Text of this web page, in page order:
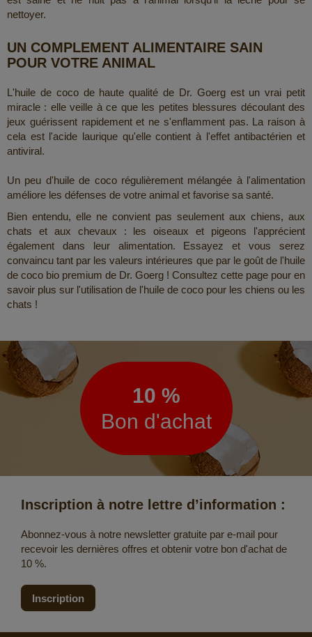
nettoyer.
UN COMPLEMENT ALIMENTAIRE SAIN
POUR VOTRE ANIMAL
L'huile de coco de haute qualité de Dr. Goerg est un vrai petit
miracle : elle veille à ce que les petites blessures découlant des
jeux guérissent rapidement et ne s'enflamment pas. La raison à
cela est l'acide laurique qu'elle contient à l'effet antibactérien et
antiviral.
Un peu d'huile de coco régulièrement mélangée à l'alimentation
améliore les défenses de votre animal et favorise sa santé.
Bien entendu, elle ne convient pas seulement aux chiens, aux
chats et aux chevaux : les oiseaux et pigeons l'apprécient
également dans leur alimentation. Essayez et vous serez
convaincu tant par les valeurs intérieures que par le goût de l'huile
de coco bio premium de Dr. Goerg ! Consultez cette page pour en
savoir plus sur l'utilisation de l'huile de coco pour les chiens ou les
chats !
Lettre
d’information
10 %
Bon d'achat
Inscription à notre lettre d’information :
Abonnez-vous à notre newsletter gratuite par e-mail pour
recevoir les dernières offres et obtenir votre bon d'achat de
10 %.
Inscription